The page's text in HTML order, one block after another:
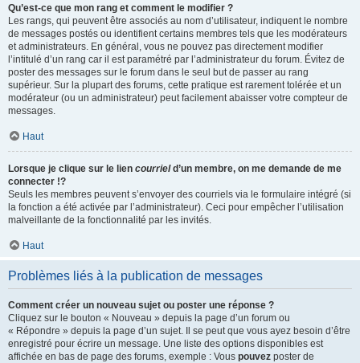
Qu’est-ce que mon rang et comment le modifier ?
Les rangs, qui peuvent être associés au nom d’utilisateur, indiquent le nombre
de messages postés ou identifient certains membres tels que les modérateurs
et administrateurs. En général, vous ne pouvez pas directement modifier
l’intitulé d’un rang car il est paramétré par l’administrateur du forum. Évitez de
poster des messages sur le forum dans le seul but de passer au rang
supérieur. Sur la plupart des forums, cette pratique est rarement tolérée et un
modérateur (ou un administrateur) peut facilement abaisser votre compteur de
messages.
Haut
Lorsque je clique sur le lien courrield’un membre, on me demande de me
connecter !?
Seuls les membres peuvent s’envoyer des courriels via le formulaire intégré (si
la fonction a été activée par l’administrateur). Ceci pour empêcher l’utilisation
malveillante de la fonctionnalité par les invités.
Haut
Problèmes liés à la publication de messages
Comment créer un nouveau sujet ou poster une réponse ?
Cliquez sur le bouton « Nouveau » depuis la page d’un forum ou
« Répondre » depuis la page d’un sujet. Il se peut que vous ayez besoin d’être
enregistré pour écrire un message. Une liste des options disponibles est
affichée en bas de page des forums, exemple : Vous pouvez poster de